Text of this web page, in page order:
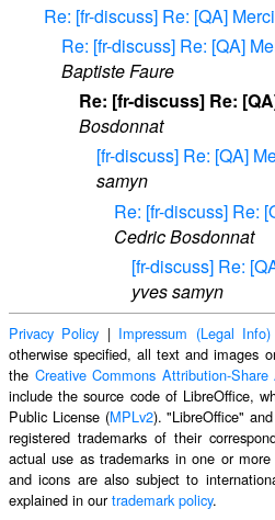
Re: [fr-discuss] Re: [QA]
Re: [fr-discuss] Re: [QA]
Baptiste Faure
Re: [fr-discuss] Re:
Bosdonnat
[fr-discuss] Re: [QA]
samyn
Re: [fr-discuss] Re:
Cedric Bosdonnat
[fr-discuss] Re:
yves samyn
Privacy Policy | Impressum (Legal Info)
otherwise specified, all text and images
the Creative Commons Attribution-
include the source code of LibreOffice,
Public License (MPLv2). "LibreOffice"
registered trademarks of their
actual use as trademarks in one or
and icons are also subject to
explained in ourtrademark policy.